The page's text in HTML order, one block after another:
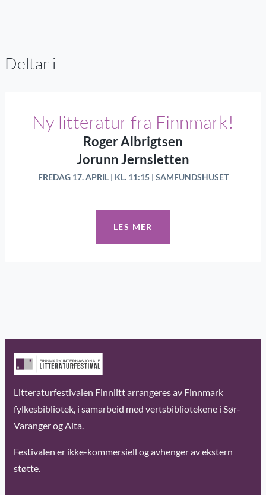
Deltar i
Ny litteratur fra Finnmark!
Roger Albrigtsen
Jorunn Jernsletten
FREDAG 17. APRIL | KL. 11:15 | SAMFUNDSHUSET
LES MER
Litteraturfestivalen Finnlitt arrangeres av Finnmark
fylkesbibliotek, i samarbeid med vertsbibliotekene i Sør-
Varanger og Alta.
Festivalen er ikke-kommersiell og avhenger av ekstern
støtte.